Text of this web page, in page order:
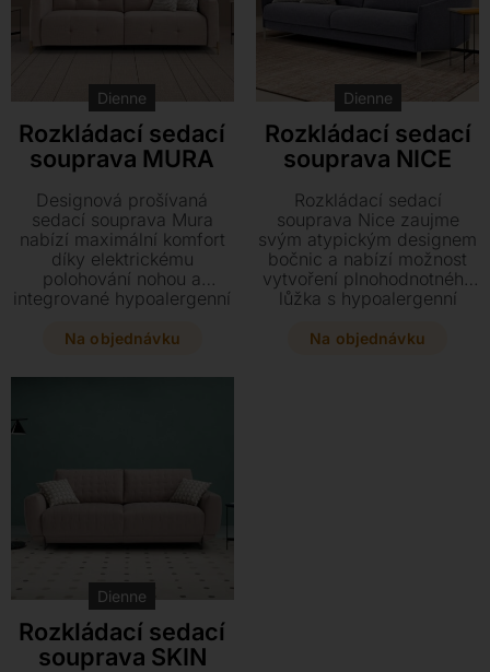
Dienne
Rozkládací sedací
souprava MURA
Designová prošívaná
sedací souprava Mura
nabízí maximální komfort
díky elektrickému
polohování nohou a
integrované hypoalergenní
několika vteřin ji proměníte
které v kombinaci s
Na objednávku
Dienne
Rozkládací sedací
souprava NICE
Rozkládací sedací
souprava Nice zaujme
svým atypickým designem
bočnic a nabízí možnost
vytvoření plnohodnotného
lůžka s hypoalergenní
vteřin. Vybrat si můžete z
Na objednávku
Dienne
Rozkládací sedací
souprava SKIN